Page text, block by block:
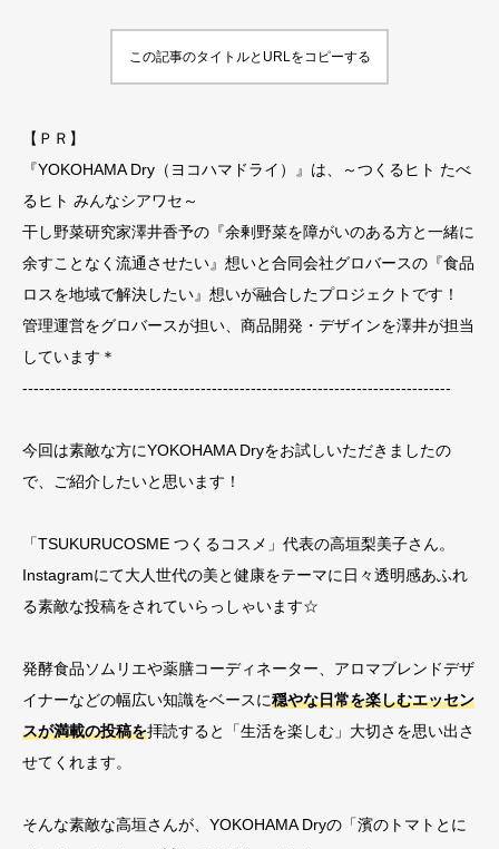
この記事のタイトルとURLをコピーする
【ＰＲ】
『YOKOHAMA Dry（ヨコハマドライ）』は、～つくるヒト たべ
るヒト みんなシアワセ～
干し野菜研究家澤井香予の『余剰野菜を障がいのある方と一緒に
余すことなく流通させたい』想いと合同会社グロバースの『食品
ロスを地域で解決したい』想いが融合したプロジェクトです！
管理運営をグロバースが担い、商品開発・デザインを澤井が担当
しています＊
-----------------------------------------------------------------------------
今回は素敵な方にYOKOHAMA Dryをお試しいただきましたの
で、ご紹介したいと思います！
「TSUKURUCOSME つくるコスメ」代表の高垣梨美子さん。
Instagramにて大人世代の美と健康をテーマに日々透明感あふれ
る素敵な投稿をされていらっしゃいます☆
発酵食品ソムリエや薬膳コーディネーター、アロマブレンドデザ
イナーなどの幅広い知識をベースに穏やな日常を楽しむエッセン
スが満載の投稿を拝読すると「生活を楽しむ」大切さを思い出さ
せてくれます。
そんな素敵な高垣さんが、YOKOHAMA Dryの「濱のトマトとに